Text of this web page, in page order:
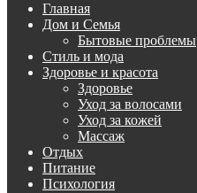
Главная
Дом и Семья
Бытовые проблемы
Стиль и мода
Здоровье и красота
Здоровье
Уход за волосами
Уход за кожей
Массаж
Отдых
Питание
Психология